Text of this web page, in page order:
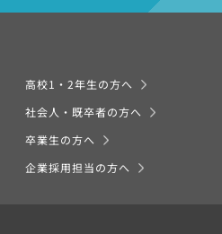
高校1・2年生の方へ
社会人・既卒者の方へ
卒業生の方へ
企業採用担当の方へ